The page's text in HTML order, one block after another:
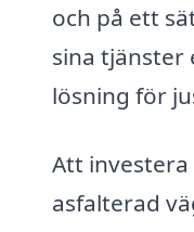
och på ett
sina tjänster
lösning för
Att
asfalterad